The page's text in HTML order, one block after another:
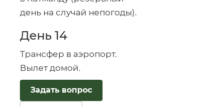
день на случай непогоды).
День 14
Трансфер в аэропорт.
Вылет домой.
Задать вопрос